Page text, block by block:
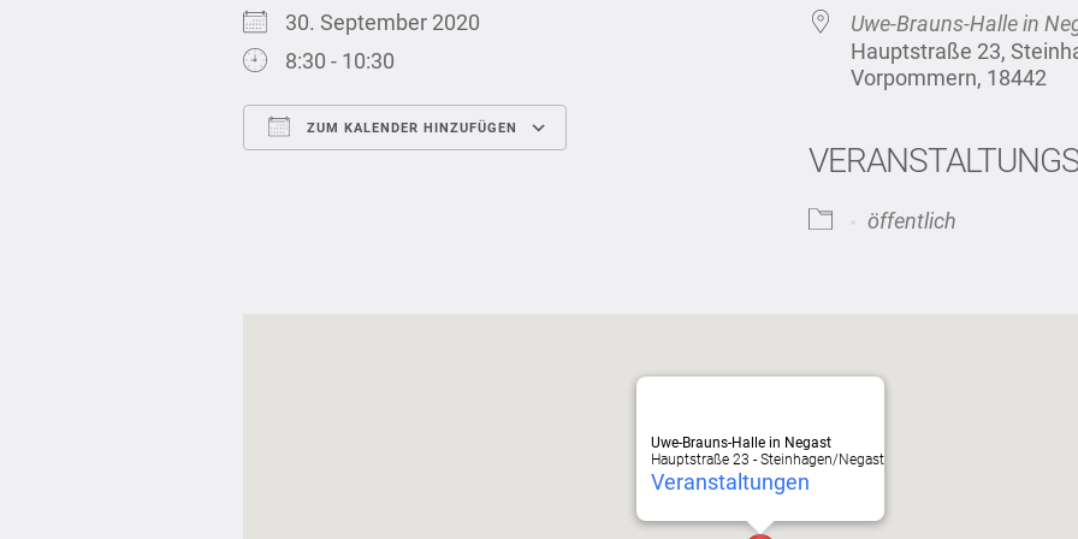
30. September 2020
8:30 - 10:30
ZUM KALENDER HINZUFÜGEN
iCalendar
Uwe-Brauns-Halle in
Hauptstraße 23,
Vorpommern, 18442
öffentlich
Uwe-Brauns-Halle in Negast
Hauptstraße 23 - Steinhagen/Negast
Veranstaltungen